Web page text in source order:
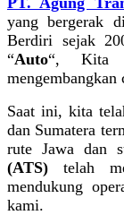
yang bergerak
Berdiri sejak
“Auto“, Kita
mengembangkan
Saat ini, kita
dan Sumatera
rute Jawa dan
(ATS) telah
mendukung
kami.